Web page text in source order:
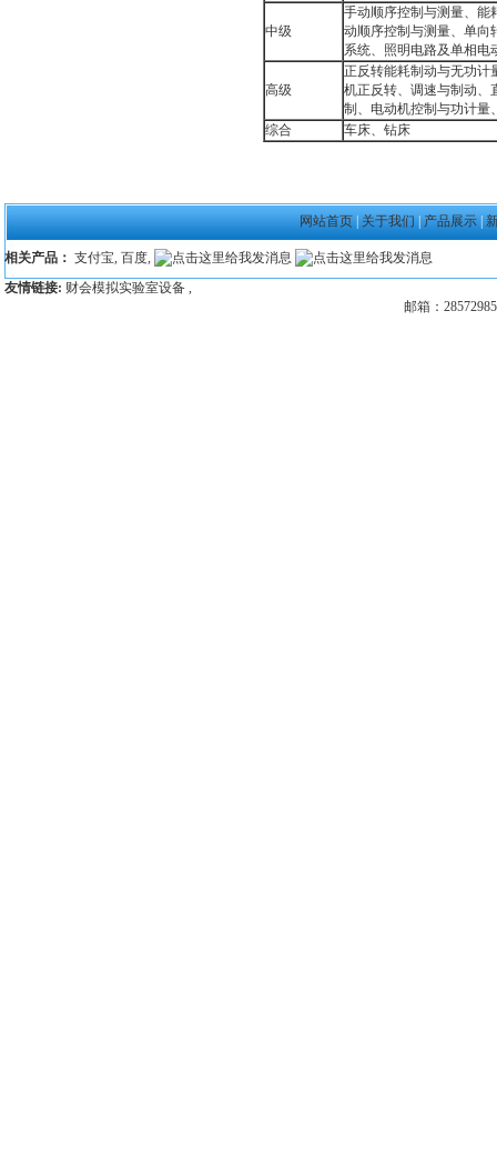
中级
手动顺序控制与测量、能
动顺序控制与测量、单向
系统、照明电路及单相电
高级
正反转能耗制动与无功计
机正反转、调速与制动、
制、电动机控制与功计量
综合
车床、钻床
网站首页 关于我们 产品展示
相关产品： 支付宝, 百度,
友情链接: 财会模拟实验室设备 ,
邮箱：